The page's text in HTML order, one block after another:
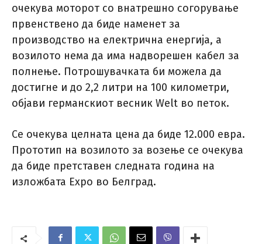
очекува моторот со внатрешно согорување
првенствено да биде наменет за
производство на електрична енергија, а
возилото нема да има надворешен кабел за
полнење. Потрошувачката би можела да
достигне и до 2,2 литри на 100 километри,
објави германскиот весник Welt во петок.
Се очекува целната цена да биде 12.000 евра.
Прототип на возилото за возење се очекува
да биде претставен следната година на
изложбата Expo во Белград.